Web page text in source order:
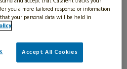
DE
PERMITE
MAIS ALTAS DE
EM CÁPSULAS
you a more tailored response or information
your personal data will be held in
.
Accept All Cookies